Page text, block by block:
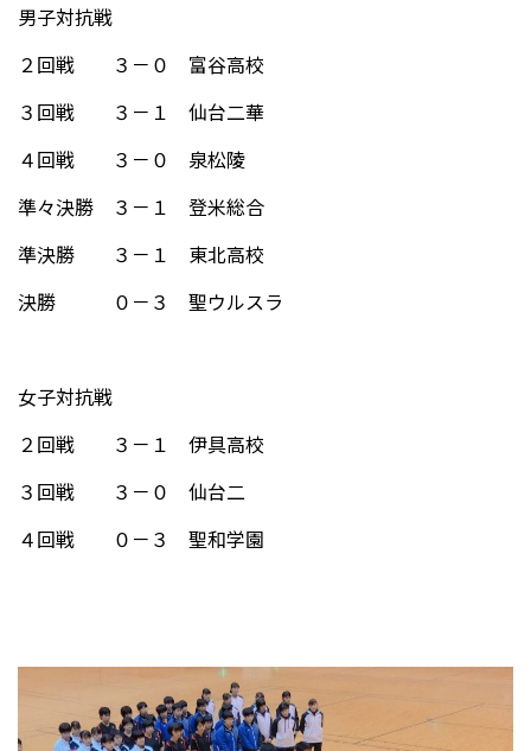
寄付金のお願い
男子対抗戦
２回戦 ３－０ 富谷高校
３回戦 ３－１ 仙台二華
４回戦 ３－０ 泉松陵
準々決勝 ３－１ 登米総合
準決勝 ３－１ 東北高校
決勝 ０－３ 聖ウルスラ
女子対抗戦
２回戦 ３－１ 伊具高校
３回戦 ３－０ 仙台二
４回戦 ０－３ 聖和学園